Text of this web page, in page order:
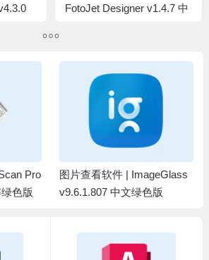
FotoJet Designer v1.4.7 中
图片格式转换工具 | ReaCon
verter Pro v8.0.235 中文绿色